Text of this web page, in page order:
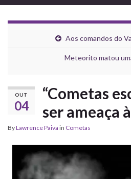
Aos comandos do
Meteorito matou
OUT
04
“Cometas
ser ameaça
ByLawrence Paiva in Cometas